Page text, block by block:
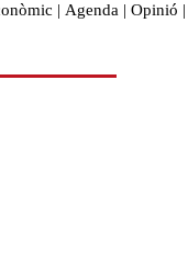
| Agenda | Opinió |